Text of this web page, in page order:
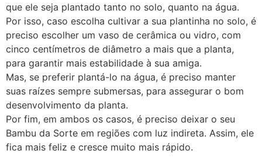
que ele seja plantado tanto no solo, quanto na água.
Por isso, caso escolha cultivar a sua plantinha no solo, é
preciso escolher um vaso de cerâmica ou vidro, com
cinco centímetros de diâmetro a mais que a planta,
para garantir mais estabilidade à sua amiga.
Mas, se preferir plantá-lo na água, é preciso manter
suas raízes sempre submersas, para assegurar o bom
desenvolvimento da planta.
Por fim, em ambos os casos, é preciso deixar o seu
Bambu da Sorte em regiões com luz indireta. Assim, ele
fica mais feliz e cresce muito mais rápido.